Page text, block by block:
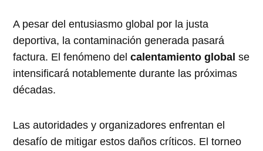
A pesar del entusiasmo global por la justa
deportiva, la contaminación generada pasará
factura. El fenómeno delcalentamiento global se
intensificará notablemente durante las próximas
décadas.
Las autoridades y organizadores enfrentan el
desafío de mitigar estos daños críticos. El torneo